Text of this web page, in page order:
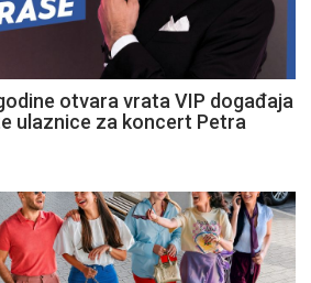
otvara vrata VIP događaja
ulaznice za koncert Petra